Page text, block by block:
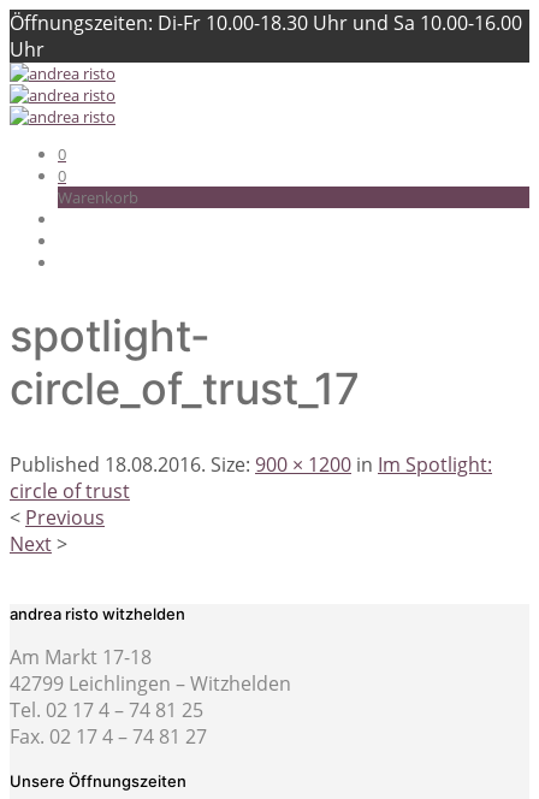
Öffnungszeiten: Di-Fr 10.00-18.30 Uhr und Sa 10.00-16.00
Uhr
0
0
Warenkorb
spotlight-
circle_of_trust_17
Published 18.08.2016. Size: 900 × 1200 in Im Spotlight:
circle of trust
< Previous
Next>
andrea risto witzhelden
Am Markt 17-18
42799 Leichlingen – Witzhelden
Tel. 02 17 4 – 74 81 25
Fax. 02 17 4 – 74 81 27
Unsere Öffnungszeiten